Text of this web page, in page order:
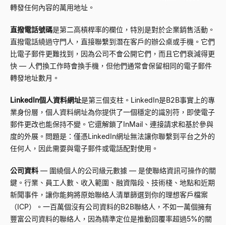
轉發任何內容的萬用地址。
直撥電話號碼是第二高槓桿率的欄位，特別是對於企業銷售活動。
直撥電話繞過守門人，直接聯繫到潛在客戶的辦公桌或手機。它們
比電子郵件更難找到，因為公司不會公開它們，而且它們衰減得更
快 — 人們換工作時會換手機，但他們通常會保留相同的電子郵件
轉發地址數月。
LinkedIn個人資料網址是第三個支柱。LinkedIn是B2B事實上的專
業身份層，個人資料網址為你提供了一個穩定的識別符，即使電子
郵件更改也能保持不變。它還解鎖了InMail、連接請求和基於參與
度的外展。問題是：僅憑LinkedIn網址無法讓你聯繫到平台之外的
任何人，因此需要與電子郵件或電話配對使用。
公司資料 — 圍繞個人的公司級元數據 — 是使聯絡資訊可操作的關
鍵。行業、員工人數、收入範圍、融資階段、技術棧、地點和近期
新聞事件，讓你能夠將原始聯絡人清單篩選到你的理想客戶檔案
（ICP）。一百萬個沒有公司資料的B2B聯絡人，不如一萬個擁有
豐富公司資料的聯絡人，因為精準定位是推動回覆率超過5%的關